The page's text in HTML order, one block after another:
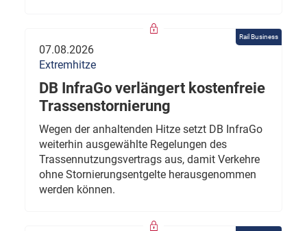
Rail Business
07.08.2026
Extremhitze
DB InfraGo verlängert kostenfreie
Trassenstornierung
Wegen der anhaltenden Hitze setzt DB InfraGo
weiterhin ausgewählte Regelungen des
Trassennutzungsvertrags aus, damit Verkehre
ohne Stornierungsentgelte herausgenommen
werden können.